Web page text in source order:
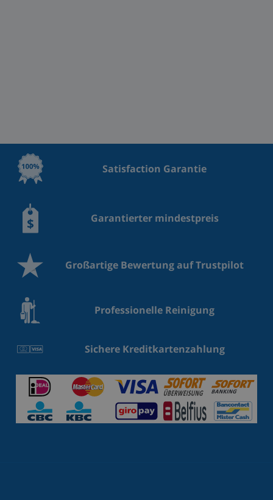
Satisfaction Garantie
Garantierter mindestpreis
Großartige Bewertung auf Trustpilot
Professionelle Reinigung
Sichere Kreditkartenzahlung